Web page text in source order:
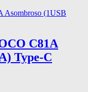
C81A
Type-C